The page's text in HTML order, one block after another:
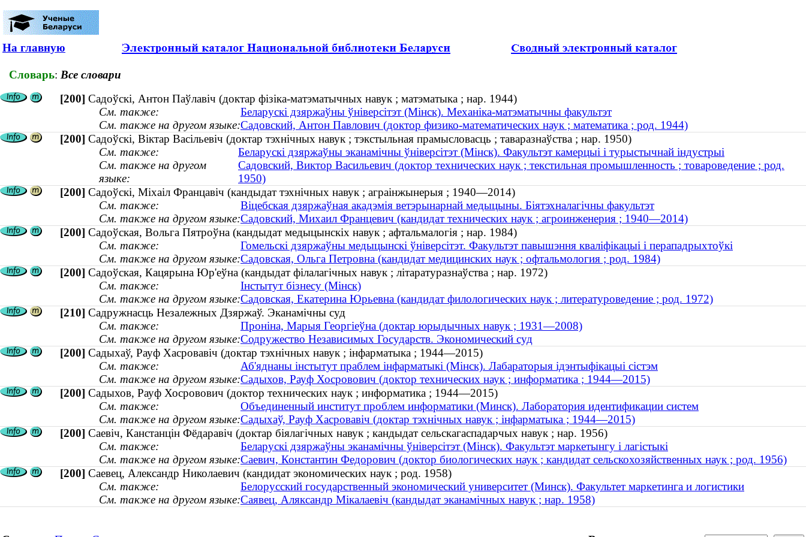
На главную
Словарь: Все словари
[200] Садоўскi, Антон Паўлавiч (доктар фізіка-матэматычных навук ; матэматыка ; нар. 1944)
См. также:
Беларускі дзяржаўны ўніверсітэт (Мінск). Механіка-матэматычны факультэт
См. также на другом языке:Садовский, Антон Павлович (доктор физико-математических наук ; математика ; род. 1944)
[200] Садоўскі, Віктар Васільевіч (доктар тэхнічных навук ; тэкстыльная прамысловасць ; таваразнаўства ; нар. 1950)
См. также:
Беларускі дзяржаўны эканамічны ўніверсітэт (Мінск). Факультэт камерцыі і турыстычнай індустрыі
См. также на другом
языке:
Садовский, Виктор Васильевич (доктор технических наук ; текстильная промышленность ; товароведение ; род.
1950)
[200] Садоўскі, Міхаіл Францавіч (кандыдат тэхнічных навук ; аграінжынерыя ; 1940—2014)
См. также:
Віцебская дзяржаўная акадэмія ветэрынарнай медыцыны. Біятэхналагічны факультэт
См. также на другом языке:Садовский, Михаил Францевич (кандидат технических наук ; агроинженерия ; 1940—2014)
[200] Садоўская, Вольга Пятроўна (кандыдат медыцынскіх навук ; афтальмалогія ; нар. 1984)
См. также:
Гомельскі дзяржаўны медыцынскі ўніверсітэт. Факультэт павышэння кваліфікацыі і перападрыхтоўкі
См. также на другом языке:Садовская, Ольга Петровна (кандидат медицинских наук ; офтальмология ; род. 1984)
[200] Садоўская, Кацярына Юр'еўна (кандыдат філалагічных навук ; літаратуразнаўства ; нар. 1972)
См. также:
Інстытут бізнесу (Мінск)
См. также на другом языке:Садовская, Екатерина Юрьевна (кандидат филологических наук ; литературоведение ; род. 1972)
[210] Садружнасць Незалежных Дзяржаў. Эканамічны суд
См. также:
Проніна, Марыя Георгіеўна (доктар юрыдычных навук ; 1931—2008)
См. также на другом языке:Содружество Независимых Государств. Экономический суд
[200] Садыхаў, Рауф Хасровавіч (доктар тэхнічных навук ; інфарматыка ; 1944—2015)
См. также:
Аб'яднаны інстытут праблем інфарматыкі (Мінск). Лабараторыя ідэнтыфікацыі сістэм
См. также на другом языке:Садыхов, Рауф Хосровович (доктор технических наук ; информатика ; 1944—2015)
[200] Садыхов, Рауф Хосровович (доктор технических наук ; информатика ; 1944—2015)
См. также:
Объединенный институт проблем информатики (Минск). Лаборатория идентификации систем
См. также на другом языке:Садыхаў, Рауф Хасровавіч (доктар тэхнічных навук ; інфарматыка ; 1944—2015)
[200] Саевіч, Канстанцін Фёдаравіч (доктар біялагічных навук ; кандыдат сельскагаспадарчых навук ; нар. 1956)
См. также:
Беларускі дзяржаўны эканамічны ўніверсітэт (Мінск). Факультэт маркетынгу і лагістыкі
См. также на другом языке:Саевич, Константин Федорович (доктор биологических наук ; кандидат сельскохозяйственных наук ; род. 1956)
[200] Саевец, Александр Николаевич (кандидат экономических наук ; род. 1958)
См. также:
Белорусский государственный экономический университет (Минск). Факультет маркетинга и логистики
См. также на другом языке:Саявец, Аляксандр Мікалаевіч (кандыдат эканамічных навук ; нар. 1958)